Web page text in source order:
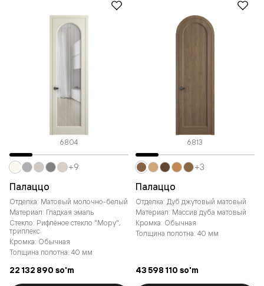
6804
Палаццо
Отделка: Матовый молочно-белый
Материал: Гладкая эмаль
Стекло: Рифлёное стекло "Мору",
триплекс
Кромка: Обычная
Толщина полотна: 40 мм
22 132 890 so'm
+9
6813
Палаццо
Отделка: Дуб джутовый матовый
Материал: Массив дуба матовый
Кромка: Обычная
Толщина полотна: 40 мм
43 598 110 so'm
+3